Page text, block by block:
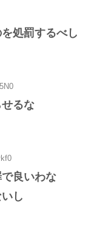
処罰するべし
るな
良いわな
し